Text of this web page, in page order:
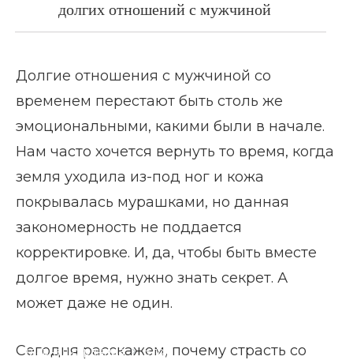
Главная страница
Блог
долгих отношений с мужчиной
Долгие отношения с мужчиной со
временем перестают быть столь же
эмоциональными, какими были в начале.
Нам часто хочется вернуть то время, когда
земля уходила из-под ног и кожа
покрывалась мурашками, но данная
закономерность не поддается
корректировке. И, да, чтобы быть вместе
долгое время, нужно знать секрет. А
может даже не один.
Сегодня расскажем, почему страсть со